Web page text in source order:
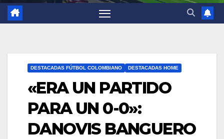
DESTACADAS FÚTBOL COLOMBIANO DESTACADAS HOME
«ERA UN PARTIDO
PARA UN 0-0»:
DANOVIS BANGUERO